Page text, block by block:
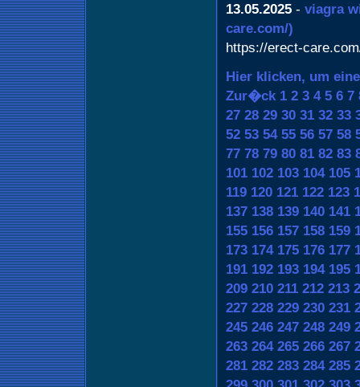
13.05.2025 - viagra
care.com/)
https://erect-
Hier klicken, um
Zur�ck 1 2 3 4 5 6 7
27 28 29 30 31 32 33
52 53 54 55 56 57 58
77 78 79 80 81 82 83
101 102 103 104 105
119 120 121 122 123
137 138 139 140 141
155 156 157 158 159
173 174 175 176 177
191 192 193 194 195
209 210 211 212 213
227 228 229 230 231
245 246 247 248 249
263 264 265 266 267
281 282 283 284 285